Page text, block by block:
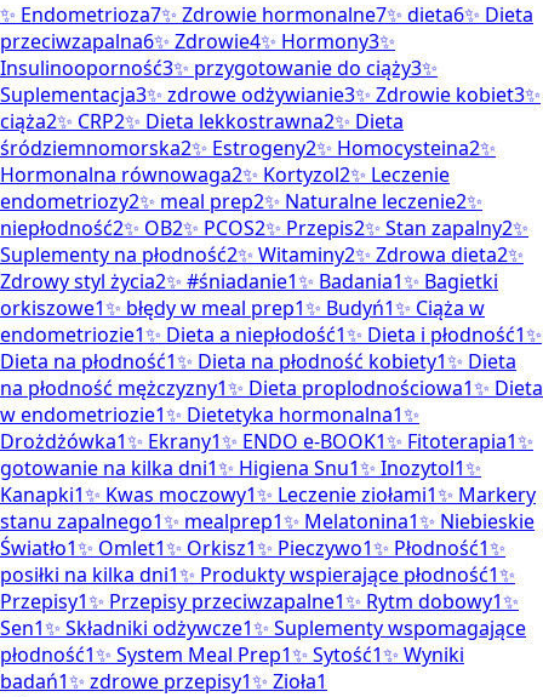
✨ Endometrioza7✨ Zdrowie hormonalne7✨ dieta6✨ Dieta
przeciwzapalna6✨ Zdrowie4✨ Hormony3✨
Insulinooporność3✨ przygotowanie do ciąży3✨
Suplementacja3✨ zdrowe odżywianie3✨ Zdrowie kobiet3✨
ciąża2✨ CRP2✨ Dieta lekkostrawna2✨ Dieta
śródziemnomorska2✨ Estrogeny2✨ Homocysteina2✨
Hormonalna równowaga2✨ Kortyzol2✨ Leczenie
endometriozy2✨ meal prep2✨ Naturalne leczenie2✨
niepłodność2✨ OB2✨ PCOS2✨ Przepis2✨ Stan zapalny2✨
Suplementy na płodność2✨ Witaminy2✨ Zdrowa dieta2✨
Zdrowy styl życia2✨ #śniadanie1✨ Badania1✨ Bagietki
orkiszowe1✨ błędy w meal prep1✨ Budyń1✨ Ciąża w
endometriozie1✨ Dieta a niepłodość1✨ Dieta i płodność1✨
Dieta na płodność1✨ Dieta na płodność kobiety1✨ Dieta
na płodność mężczyzny1✨ Dieta proplodnościowa1✨ Dieta
w endometriozie1✨ Dietetyka hormonalna1✨
Drożdżówka1✨ Ekrany1✨ ENDO e-BOOK1✨ Fitoterapia1✨
gotowanie na kilka dni1✨ Higiena Snu1✨ Inozytol1✨
Kanapki1✨ Kwas moczowy1✨ Leczenie ziołami1✨ Markery
stanu zapalnego1✨ mealprep1✨ Melatonina1✨ Niebieskie
Światło1✨ Omlet1✨ Orkisz1✨ Pieczywo1✨ Płodność1✨
posiłki na kilka dni1✨ Produkty wspierające płodność1✨
Przepisy1✨ Przepisy przeciwzapalne1✨ Rytm dobowy1✨
Sen1✨ Składniki odżywcze1✨ Suplementy wspomagające
płodność1✨ System Meal Prep1✨ Sytość1✨ Wyniki
badań1✨ zdrowe przepisy1✨ Zioła1